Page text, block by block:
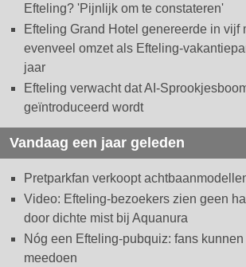
Efteling? 'Pijnlijk om te constateren'
Efteling Grand Hotel genereerde in vijf
evenveel omzet als Efteling-
jaar
Efteling verwacht dat AI-
geïntroduceerd wordt
Vandaag een jaar geleden
Pretparkfan verkoopt
Video: Efteling-bezoekers zien geen
door dichte mist bij Aquanura
Nóg een Efteling-pubquiz: fans
meedoen